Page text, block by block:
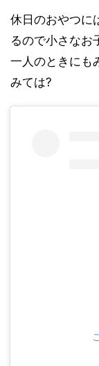
休日のおやつに
るので小さなお
一人のときにも
みては?